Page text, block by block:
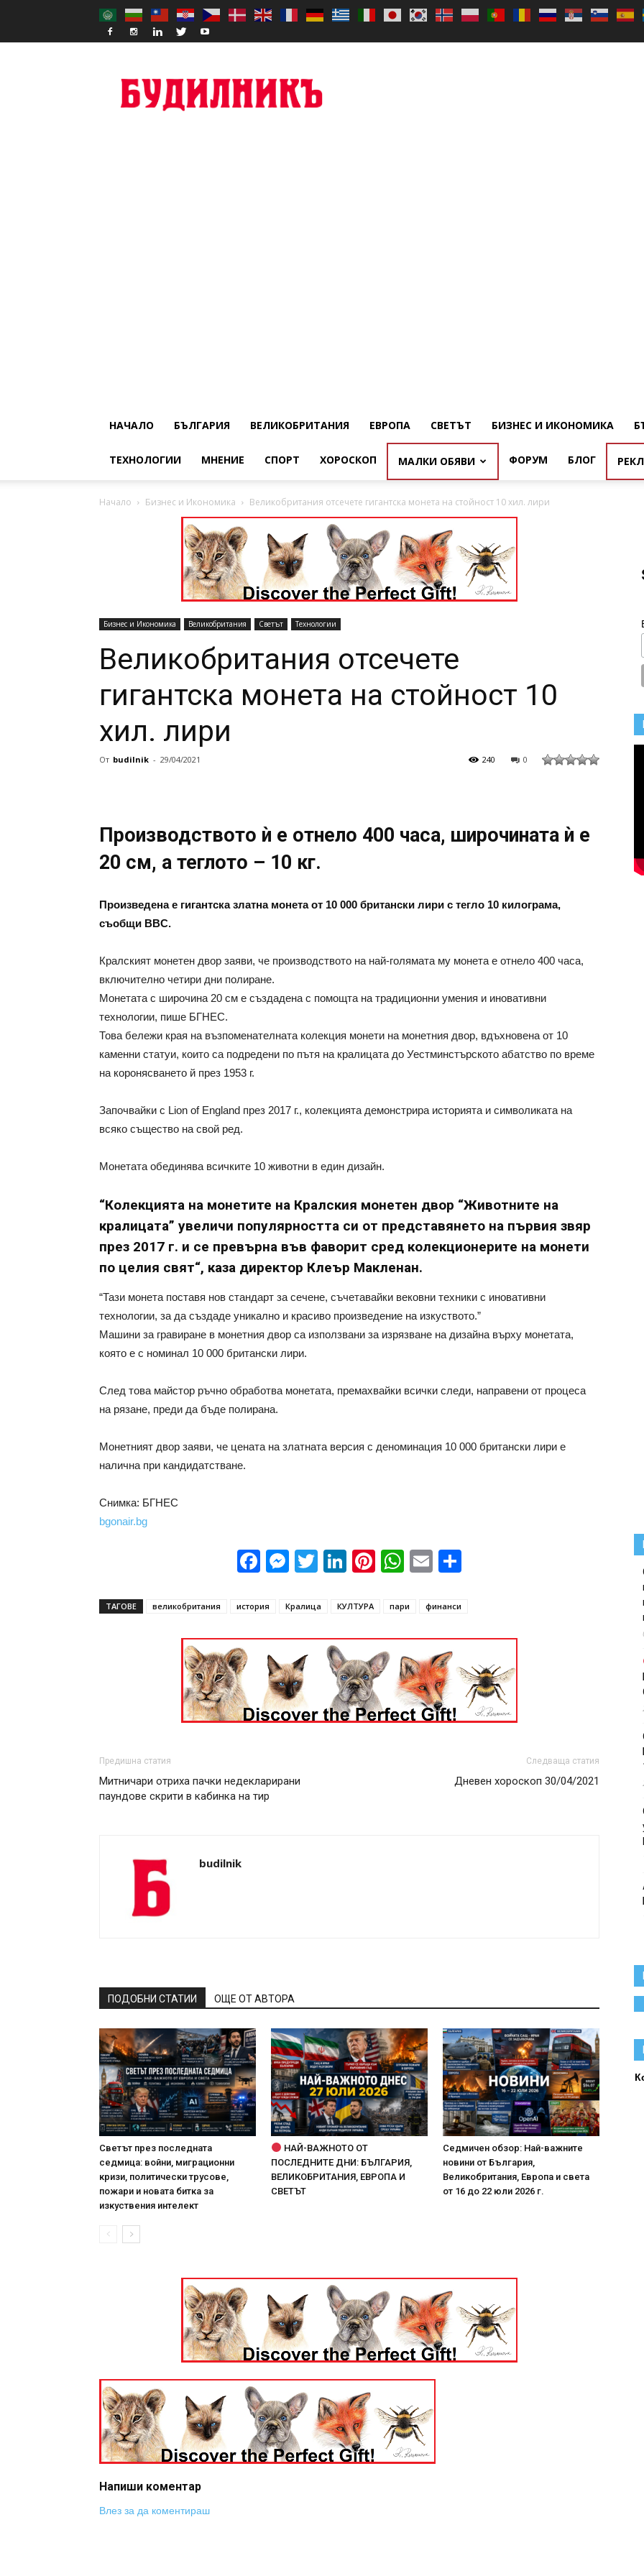
НАЧАЛО БЪЛГАРИЯ ВЕЛИКОБРИТАНИЯ ЕВРОПА СВЕТЪТ БИЗНЕС И ИКОНОМИКА
ТЕХНОЛОГИИ МНЕНИЕ СПОРТ ХОРОСКОП МАЛКИ ОБЯВИ ФОРУМ БЛОГ
Начало Бизнес и Икономика Великобритания отсечете гигантска монета на стойност 10 хил. лири
Бизнес и Икономика Великобритания Светът Технологии
Великобритания отсечете
гигантска монета на стойност 10
хил. лири
От budilnik - 29/04/2021 0
240
Производството ѝ е отнело 400 часа, широчината ѝ е
20 см, а теглото – 10 кг.
Произведена е гигантска златна монета от 10 000 британски лири с тегло 10 килограма,
съобщи BBC.
Кралският монетен двор заяви, че производството на най-голямата му монета е отнело 400 часа,
включително четири дни полиране.
Монетата с широчина 20 см е създадена с помощта на традиционни умения и иновативни
технологии, пише БГНЕС.
Това бележи края на възпоменателната колекция монети на монетния двор, вдъхновена от 10
каменни статуи, които са подредени по пътя на кралицата до Уестминстърското абатство по време
на коронясването й през 1953 г.
Започвайки с Lion of England през 2017 г., колекцията демонстрира историята и символиката на
всяко същество на свой ред.
Монетата обединява всичките 10 животни в един дизайн.
“Колекцията на монетите на Кралския монетен двор “Животните на
кралицата” увеличи популярността си от представянето на първия звяр
през 2017 г. и се превърна във фаворит сред колекционерите на монети
по целия свят“, каза директор Клеър Макленан.
“Тази монета поставя нов стандарт за сечене, съчетавайки вековни техники с иновативни
технологии, за да създаде уникално и красиво произведение на изкуството.”
Машини за гравиране в монетния двор са използвани за изрязване на дизайна върху монетата,
която е с номинал 10 000 британски лири.
След това майстор ръчно обработва монетата, премахвайки всички следи, направени от процеса
на рязане, преди да бъде полирана.
Монетният двор заяви, че цената на златната версия с деноминация 10 000 британски лири е
налична при кандидатстване.
Снимка: БГНЕС
bgonair.bg
Facebook
Messenger
Twitter
LinkedIn
Pinterest
WhatsApp
Email
ТАГОВЕ великобритания история Кралица КУЛТУРА пари финанси
Предишна статия
Митничари отриха пачки недекларирани
паундове скрити в кабинка на тир
Следваща статия
Дневен хороскоп 30/04/2021
budilnik
ПОДОБНИ СТАТИИ ОЩЕ ОТ АВТОРА
Светът през последната
седмица: войни, миграционни
кризи, политически трусове,
пожари и новата битка за
изкуствения интелект
НАЙ-ВАЖНОТО ОТ
ПОСЛЕДНИТЕ ДНИ: БЪЛГАРИЯ,
ВЕЛИКОБРИТАНИЯ, ЕВРОПА И
СВЕТЪТ
Седмичен обзор: Най-важните
новини от България,
Великобритания, Европа и света
от 16 до 22 юли 2026 г.
Напиши коментар
Влез за да коментираш